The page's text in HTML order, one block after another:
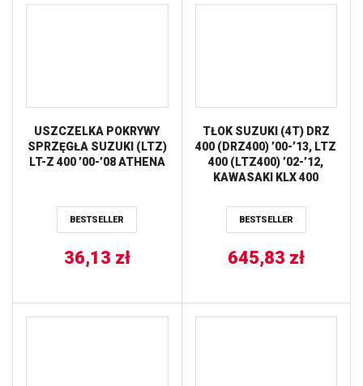
USZCZELKA POKRYWY
SPRZĘGŁA SUZUKI (LTZ)
LT-Z 400 ’00-’08 ATHENA
BESTSELLER
36,13 zł
TŁOK SUZUKI (4T) DRZ
400 (DRZ400) ’00-’13, LTZ
400 (LTZ400) ’02-’12,
KAWASAKI KLX 400
(89,96MM) (HC
13.5:1=+1,30) (2
BESTSELLER
645,83 zł